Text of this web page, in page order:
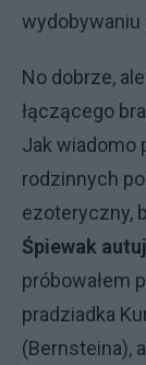
No dobrze,
łączącego
Jak wiadomo
rodzinnych
ezoteryczny,
Śpiewak
próbowałem
pradziadka
(Bernsteina),